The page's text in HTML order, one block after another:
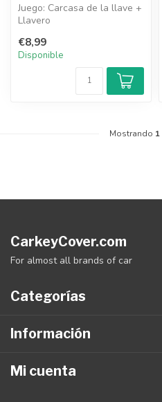
Juego: Carcasa de la llave +
Llavero
€8,99
Disponible
Mostrando 1
CarkeyCover.com
For almost all brands of car
Categorías
Información
Mi cuenta